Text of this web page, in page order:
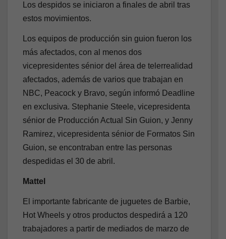
Los despidos se iniciaron a finales de abril tras
estos movimientos.
Los equipos de producción sin guion fueron los
más afectados, con al menos dos
vicepresidentes sénior del área de telerrealidad
afectados, además de varios que trabajan en
NBC, Peacock y Bravo, según informó Deadline
en exclusiva. Stephanie Steele, vicepresidenta
sénior de Producción Actual Sin Guion, y Jenny
Ramirez, vicepresidenta sénior de Formatos Sin
Guion, se encontraban entre las personas
despedidas el 30 de abril.
Mattel
El importante fabricante de juguetes de Barbie,
Hot Wheels y otros productos despedirá a 120
trabajadores a partir de mediados de marzo de